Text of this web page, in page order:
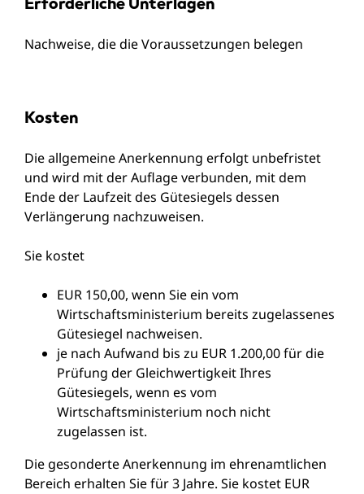
Nachweise, die die Voraussetzungen belegen
Kosten
Die allgemeine Anerkennung erfolgt unbefristet
und wird mit der Auflage verbunden, mit dem
Ende der Laufzeit des Gütesiegels dessen
Verlängerung nachzuweisen.
Sie kostet
EUR 150,00, wenn Sie ein vom
Wirtschaftsministerium bereits zugelassenes
Gütesiegel nachweisen.
je nach Aufwand bis zu EUR 1.200,00 für die
Prüfung der Gleichwertigkeit Ihres
Gütesiegels, wenn es vom
Wirtschaftsministerium noch nicht
zugelassen ist.
Die gesonderte Anerkennung im ehrenamtlichen
Bereich erhalten Sie für 3 Jahre. Sie kostet EUR